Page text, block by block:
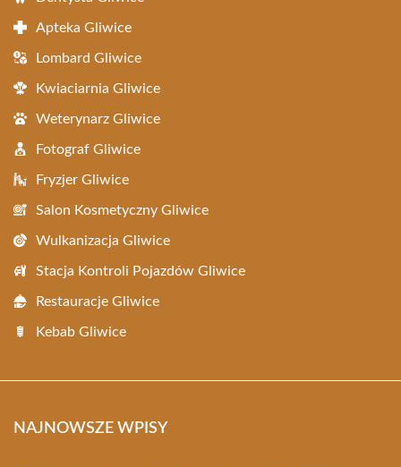
Apteka Gliwice
Lombard Gliwice
Kwiaciarnia Gliwice
Weterynarz Gliwice
Fotograf Gliwice
Fryzjer Gliwice
Salon Kosmetyczny Gliwice
Wulkanizacja Gliwice
Stacja Kontroli Pojazdów Gliwice
Restauracje Gliwice
Kebab Gliwice
NAJNOWSZE WPISY